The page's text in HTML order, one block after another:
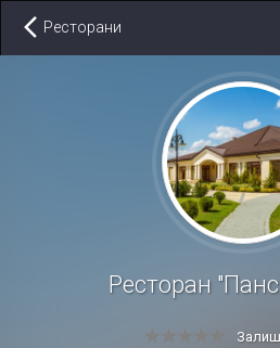
Ресторани
Ресторан